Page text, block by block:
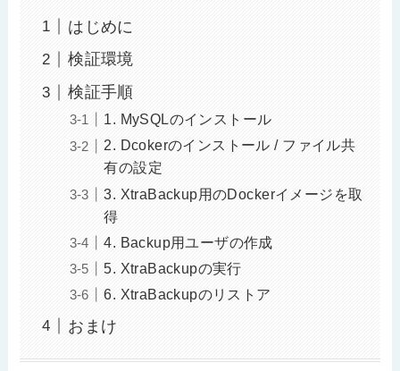
はじめに
検証環境
検証手順
1. MySQLのインストール
2. Dcokerのインストール / ファイル共
有の設定
3. XtraBackup用のDockerイメージを取
得
4. Backup用ユーザの作成
5. XtraBackupの実行
6. XtraBackupのリストア
おまけ